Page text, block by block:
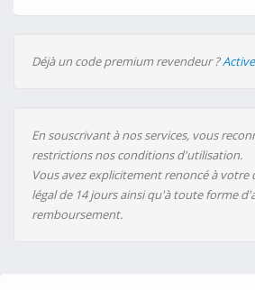
Déjà un code premium revendeur ?
En souscrivant à nos services, vous
restrictions nos conditions d'utilisation.
Vous avez explicitement renoncé à
légal de 14 jours ainsi qu'à toute forme
remboursement.